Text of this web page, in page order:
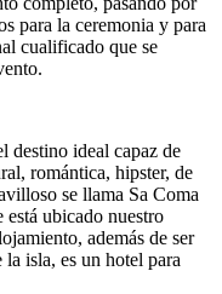
para la ceremonia y para
cualificado que se
destino ideal capaz de
romántica, hipster, de
se llama Sa Coma
está ubicado nuestro
además de ser
la isla, es un hotel para